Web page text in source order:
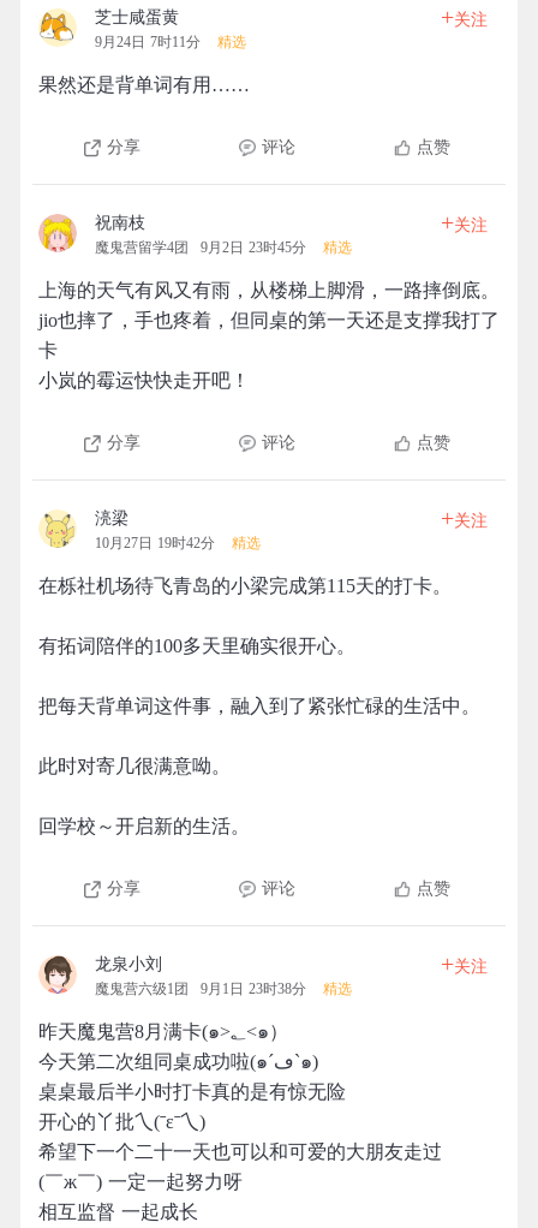
芝士咸蛋黄
9月24日 7时11分 精选
+关注
果然还是背单词有用……
分享 评论 点赞
祝南枝
魔鬼营留学4团 9月2日 23时45分 精选
+关注
上海的天气有风又有雨，从楼梯上脚滑，一路摔倒底。
jio也摔了，手也疼着，但同桌的第一天还是支撑我打了
卡
小岚的霉运快快走开吧！
分享 评论 点赞
湸梁
10月27日 19时42分 精选
+关注
在栎社机场待飞青岛的小梁完成第115天的打卡。
有拓词陪伴的100多天里确实很开心。
把每天背单词这件事，融入到了紧张忙碌的生活中。
此时对寄几很满意呦。
回学校～开启新的生活。
分享 评论 点赞
龙泉小刘
魔鬼营六级1团 9月1日 23时38分 精选
+关注
昨天魔鬼营8月满卡(๑>؂<๑）
今天第二次组同桌成功啦(๑´ڡ`๑)
桌桌最后半小时打卡真的是有惊无险
开心的丫批乀(ˉεˉ乀)
希望下一个二十一天也可以和可爱的大朋友走过
(￣ж￣) 一定一起努力呀
相互监督 一起成长